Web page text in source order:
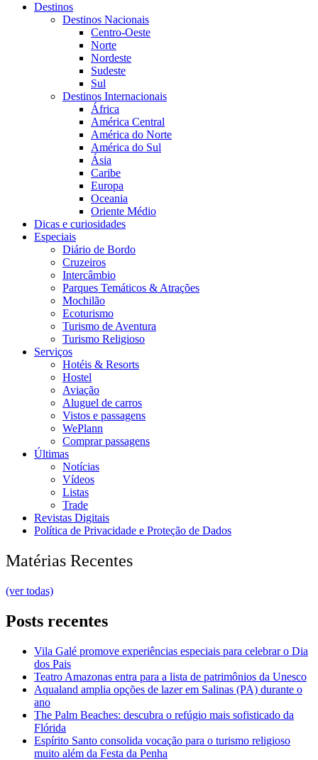
Destinos
Destinos Nacionais
Centro-Oeste
Norte
Nordeste
Sudeste
Sul
Destinos Internacionais
África
América Central
América do Norte
América do Sul
Ásia
Caribe
Europa
Oceania
Oriente Médio
Dicas e curiosidades
Especiais
Diário de Bordo
Cruzeiros
Intercâmbio
Parques Temáticos & Atrações
Mochilão
Ecoturismo
Turismo de Aventura
Turismo Religioso
Serviços
Hotéis & Resorts
Hostel
Aviação
Aluguel de carros
Vistos e passagens
WePlann
Comprar passagens
Últimas
Notícias
Vídeos
Listas
Trade
Revistas Digitais
Política de Privacidade e Proteção de Dados
Matérias Recentes
(ver todas)
Posts recentes
Vila Galé promove experiências especiais para celebrar o Dia
dos Pais
Teatro Amazonas entra para a lista de patrimônios da Unesco
Aqualand amplia opções de lazer em Salinas (PA) durante o
ano
The Palm Beaches: descubra o refúgio mais sofisticado da
Flórida
Espírito Santo consolida vocação para o turismo religioso
muito além da Festa da Penha